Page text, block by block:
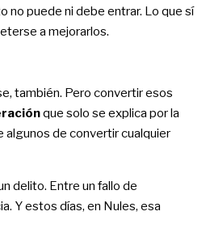
no puede ni debe entrar. Lo que sí
a mejorarlos.
también. Pero convertir esos
que solo se explica por la
de convertir cualquier
delito. Entre un fallo de
Y estos días, en Nules, esa